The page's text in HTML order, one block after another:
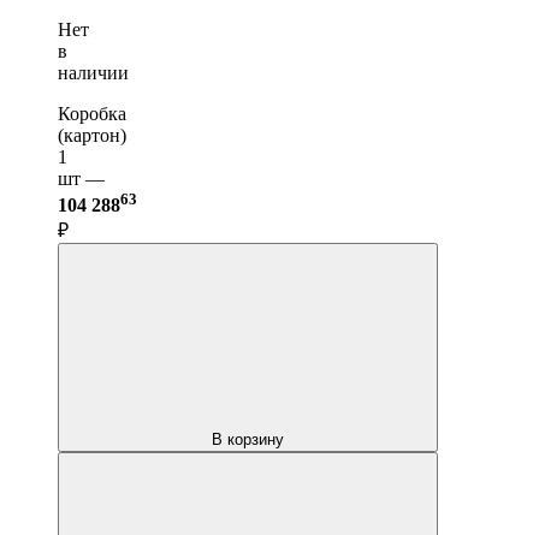
Нет
в
наличии
Коробка
(картон)
1
шт —
104 28863
₽
В корзину